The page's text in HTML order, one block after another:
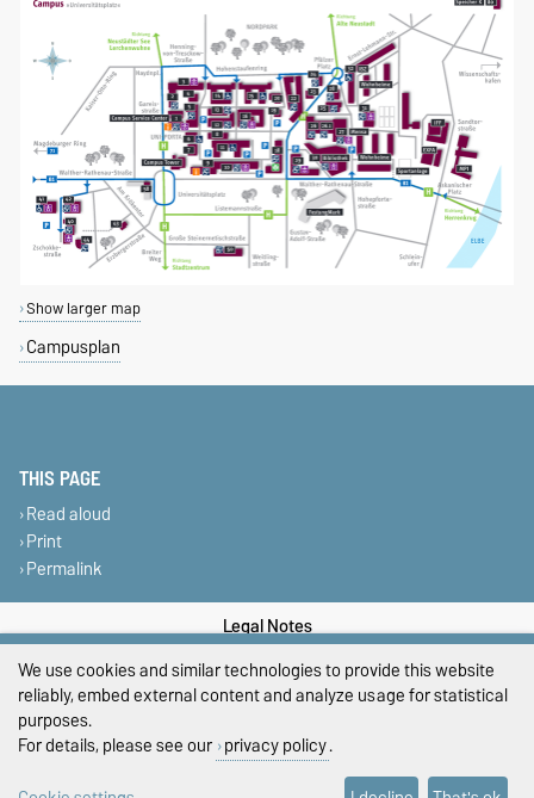
Show larger map
Campusplan
THIS PAGE
Read aloud
Print
Permalink
Legal Notes
Privacy Policy
Cookie settings
We use cookies and similar technologies to provide this website
reliably, embed external content and analyze usage for statistical
purposes.
For details, please see our privacy policy.